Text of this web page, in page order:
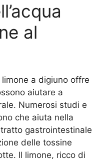
al
a digiuno offre
aiutare a
Numerosi studi e
che aiuta nella
gastrointestinale
delle tossine
Il limone, ricco di